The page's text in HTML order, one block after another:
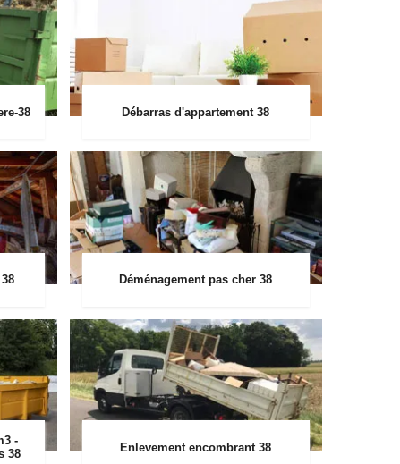
38 Débarras d'appartement 38
Déménagement pas cher 38
-
38
Enlevement encombrant 38